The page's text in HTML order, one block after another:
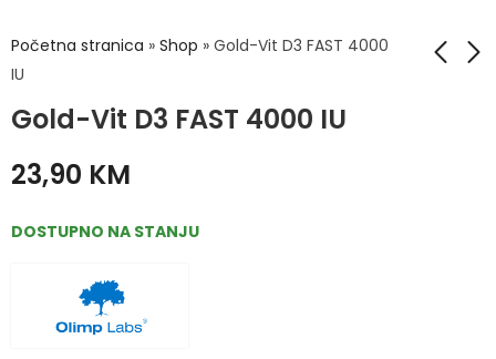
Početna stranica » Shop » Gold-Vit D3 FAST 4000
IU
Gold-Vit D3 FAST 4000 IUAdvancis Extra
Hermes CALCIMED®
23,90 KM
DOSTUPNO NA STANJU